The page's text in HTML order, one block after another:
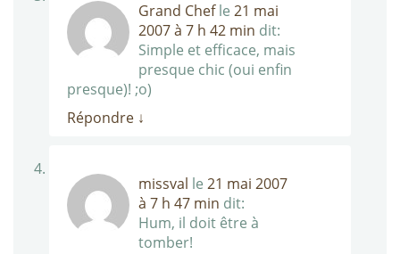
Grand Chefle 21 mai
2007 à 7 h 42 min dit:
Simple et efficace, mais
presque chic (oui enfin
presque)! ;o)
Répondre ↓
missval le 21 mai 2007
à 7 h 47 min dit:
Hum, il doit être à
tomber!